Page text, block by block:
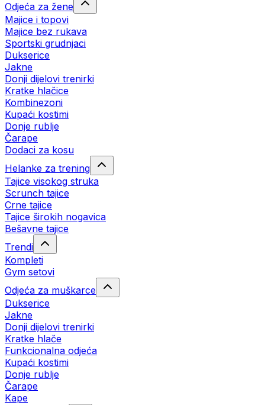
Odjeća za žene
Majice i topovi
Majice bez rukava
Sportski grudnjaci
Dukserice
Jakne
Donji dijelovi trenirki
Kratke hlačice
Kombinezoni
Kupaći kostimi
Donje rublje
Čarape
Dodaci za kosu
Helanke za trening
Tajice visokog struka
Scrunch tajice
Crne tajice
Tajice širokih nogavica
Bešavne tajice
Trendi
Kompleti
Gym setovi
Odjeća za muškarce
Dukserice
Jakne
Donji dijelovi trenirki
Kratke hlače
Funkcionalna odjeća
Kupaći kostimi
Donje rublje
Čarape
Kape